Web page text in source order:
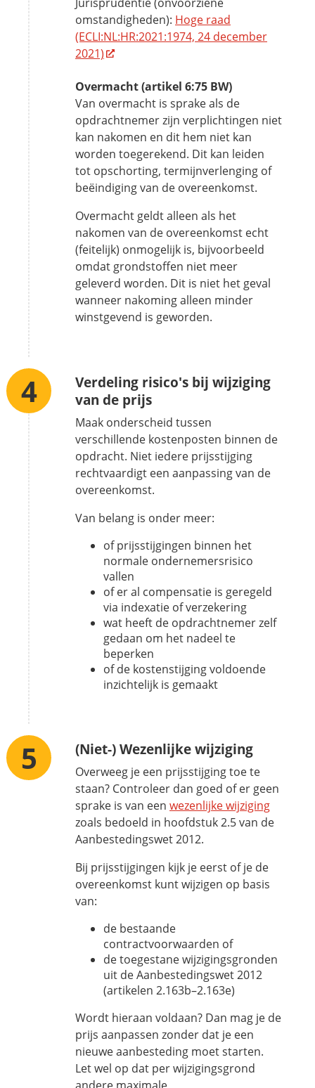
omstandigheden): Hoge raad
(ECLI:NL:HR:2021:1974, 24 december
2021)
Overmacht (artikel 6:75 BW)
Van overmacht is sprake als de
opdrachtnemer zijn verplichtingen niet
kan nakomen en dit hem niet kan
worden toegerekend. Dit kan leiden
tot opschorting, termijnverlenging of
beëindiging van de overeenkomst.
Overmacht geldt alleen als het
nakomen van de overeenkomst echt
(feitelijk) onmogelijk is, bijvoorbeeld
omdat grondstoffen niet meer
geleverd worden. Dit is niet het geval
wanneer nakoming alleen minder
winstgevend is geworden.
Verdeling risico's bij wijziging
van de prijs
Maak onderscheid tussen
verschillende kostenposten binnen de
opdracht. Niet iedere prijsstijging
rechtvaardigt een aanpassing van de
overeenkomst.
Van belang is onder meer:
of prijsstijgingen binnen het
normale ondernemersrisico
vallen
of er al compensatie is geregeld
via indexatie of verzekering
wat heeft de opdrachtnemer zelf
gedaan om het nadeel te
beperken
of de kostenstijging voldoende
inzichtelijk is gemaakt
(Niet-) Wezenlijke wijziging
Overweeg je een prijsstijging toe te
staan? Controleer dan goed of er geen
sprake is van een wezenlijke wijziging
zoals bedoeld in hoofdstuk 2.5 van de
Aanbestedingswet 2012.
Bij prijsstijgingen kijk je eerst of je de
overeenkomst kunt wijzigen op basis
van:
de bestaande
contractvoorwaarden of
de toegestane wijzigingsgronden
uit de Aanbestedingswet 2012
(artikelen 2.163b–2.163e)
Wordt hieraan voldaan? Dan mag je de
prijs aanpassen zonder dat je een
nieuwe aanbesteding moet starten.
Let wel op dat per wijzigingsgrond